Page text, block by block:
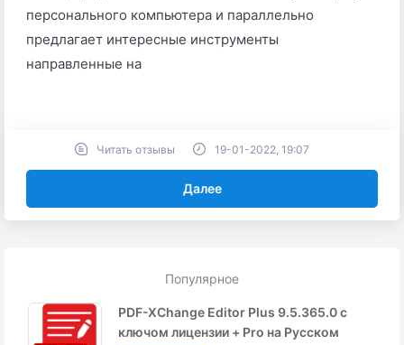
Популярное
PDF-XChange Editor Plus 9.5.365.0 с
ключом лицензии + Pro на Русском
персонального компьютера и параллельно
предлагает интересные инструменты
направленные на
Далее
Читать отзывы 19-01-2022, 19:07